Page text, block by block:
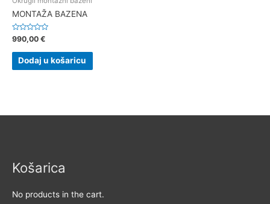
MONTAŽA BAZENA
Ocjenjeno
0
od
990,00 €
Dodaj u košaricu
Košarica
No products in the cart.